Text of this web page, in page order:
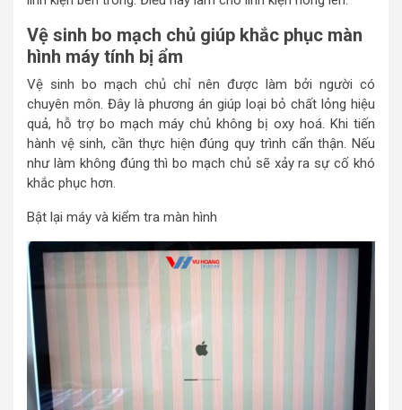
Vệ sinh bo mạch chủ giúp khắc phục màn
hình máy tính bị ẩm
Vệ sinh bo mạch chủ chỉ nên được làm bởi người có
chuyên môn. Đây là phương án giúp loại bỏ chất lỏng hiệu
quả, hỗ trợ bo mạch máy chủ không bị oxy hoá. Khi tiến
hành vệ sinh, cần thực hiện đúng quy trình cẩn thận. Nếu
như làm không đúng thì bo mạch chủ sẽ xảy ra sự cố khó
khắc phục hơn.
Bật lại máy và kiểm tra màn hình